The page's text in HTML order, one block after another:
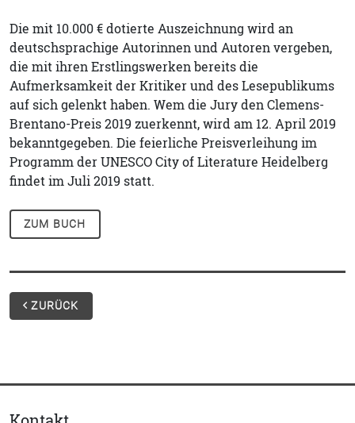
Die mit 10.000 € dotierte Auszeichnung wird an
deutschsprachige Autorinnen und Autoren vergeben,
die mit ihren Erstlingswerken bereits die
Aufmerksamkeit der Kritiker und des Lesepublikums
auf sich gelenkt haben. Wem die Jury den Clemens-
Brentano-Preis 2019 zuerkennt, wird am 12. April 2019
bekanntgegeben. Die feierliche Preisverleihung im
Programm der UNESCO City of Literature Heidelberg
findet im Juli 2019 statt.
ZUM BUCH
ZURÜCK